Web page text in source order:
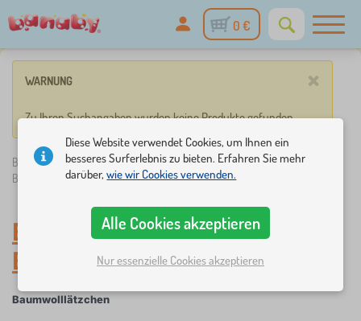
0 €
×
WARNUNG
Zu Ihren Suchangaben wurden keine Produkte gefunden.
Banaby.de »Babyausstattung/ Babymode /Babylätzchen/
Baumwolllätzchen
Baumwolllätzchen-
Babymode
Baumwolllätzchen
Diese Website verwendet Cookies, um Ihnen ein
besseres Surferlebnis zu bieten. Erfahren Sie mehr
darüber,wie wir Cookies verwenden.
Alle Cookies akzeptieren
Nur essenzielle Cookies akzeptieren